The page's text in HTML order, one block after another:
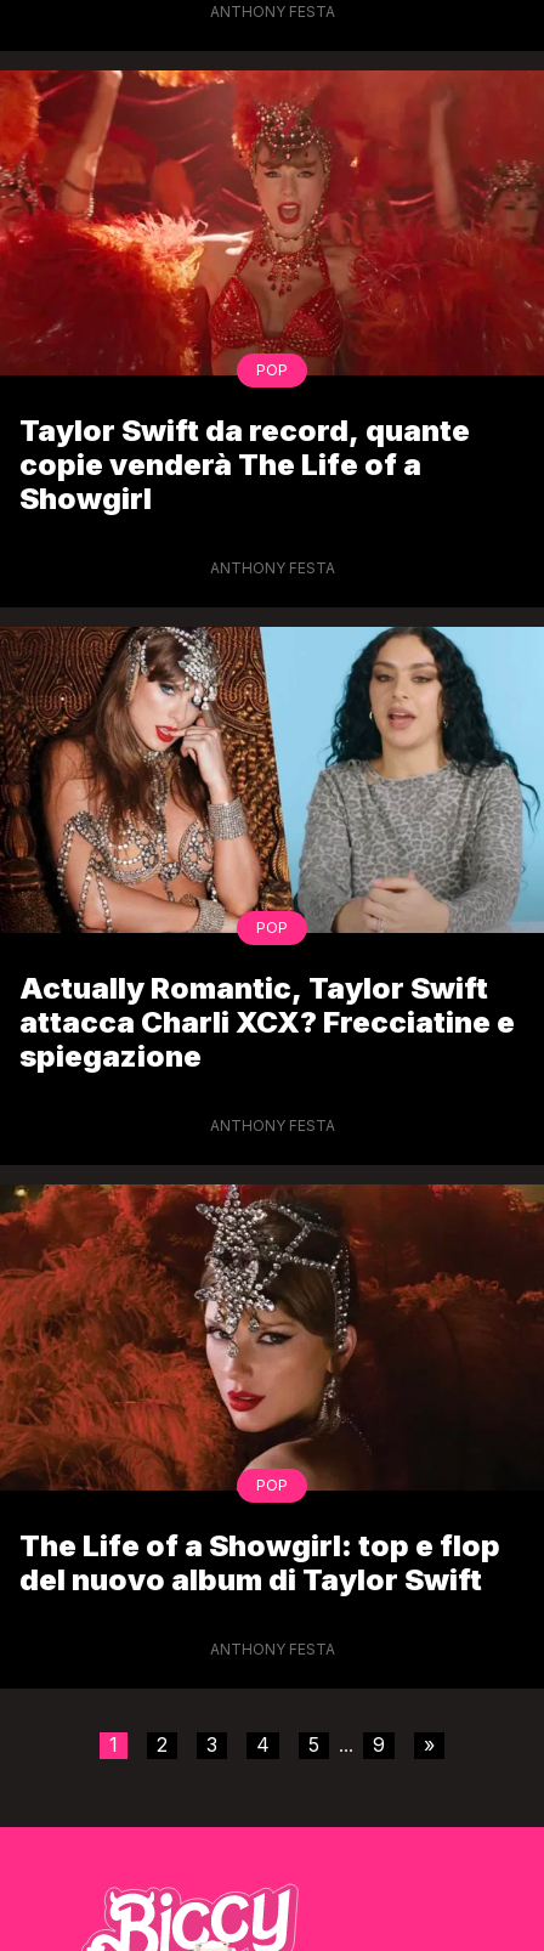
ANTHONY FESTA
POP
Taylor Swift da record, quante
copie venderà The Life of a
Showgirl
ANTHONY FESTA
POP
Actually Romantic, Taylor Swift
attacca Charli XCX? Frecciatine e
spiegazione
ANTHONY FESTA
POP
The Life of a Showgirl: top e flop
del nuovo album di Taylor Swift
ANTHONY FESTA
1 2 3 4 5 ... 9 »